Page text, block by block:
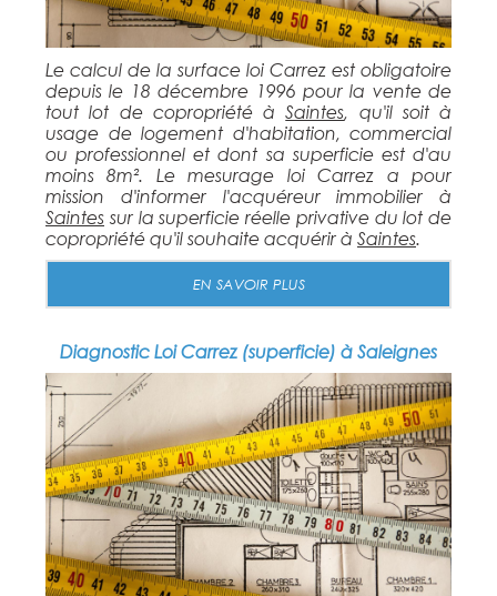
Le calcul de la surface loi Carrez est obligatoire
depuis le 18 décembre 1996 pour la vente de
tout lot de copropriété àSaintes, qu'il soit à
usage de logement d'habitation, commercial
ou professionnel et dont sa superficie est d'au
moins 8m². Le mesurage loi Carrez a pour
mission d'informer l'acquéreur immobilier à
Saintes sur la superficie réelle privative du lot de
copropriété qu'il souhaite acquérir à Saintes.
EN SAVOIR PLUS
Diagnostic Loi Carrez (superficie) à Saleignes